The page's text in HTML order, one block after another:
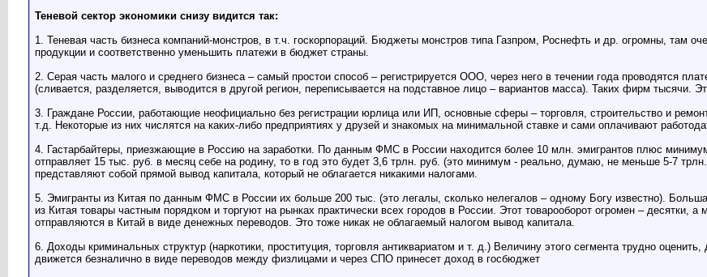
Теневой сектор экономики снизу видится так:
1. Теневая часть бизнеса компаний-монстров, в т.ч. госкорпораций. Бюджеты монстров типа Газпром, Роснефть и др. огромны, там
продукции и соответственно уменьшить платежи в бюджет страны.
2. Серая часть малого и среднего бизнеса – самый простои способ – регистрируется ООО, через него в течении года проводятся
(сливается, разделяется, выводится в другой регион, переписывается на подставное лицо – вариантов масса). Таких фирм тысячи.
3. Граждане России, работающие неофициально без регистрации юрлица или ИП, основные сферы – торговля, строительство и
т.д. Некоторые из них числятся на каких-либо предприятиях у друзей и знакомых на минимальной ставке и сами оплачивают
4. Гастарбайтеры, приезжающие в Россию на заработки. По данным ФМС в России находится более 10 млн. эмигрантов плюс
отправляет 15 тыс. руб. в месяц себе на родину, то в год это будет 3,6 трлн. руб. (это минимум - реально, думаю, не меньше 5-7
представляют собой прямой вывод капитала, который не облагается никакими налогами.
5. Эмигранты из Китая по данным ФМС в России их больше 200 тыс. (это легалы, сколько нелегалов – одному Богу известно).
из Китая товары частным порядком и торгуют на рынках практически всех городов в России. Этот товарооборот огромен – десятки,
отправляются в Китай в виде денежных переводов. Это тоже никак не облагаемый налогом вывод капитала.
6. Доходы криминальных структур (наркотики, проституция, торговля антиквариатом и т. д.) Величину этого сегмента трудно
движется безналично в виде переводов между физлицами и через СПО принесет доход в госбюджет